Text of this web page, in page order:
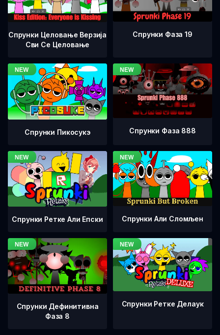
Спрунки Целовање Верзија
Сви Се Целовање
Спрунки Фаза 19
Спрунки Пикосукэ Спрунки Фаза 888
Спрунки Ретке Али Епски Спрунки Али Сломљен
Спрунки Дефинитивна
Фаза 8
Спрунки Ретке Делаук